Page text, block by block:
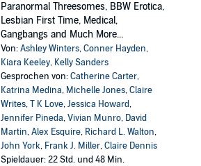
Paranormal Threesomes, BBW Erotica,
Lesbian First Time, Medical,
Gangbangs and Much More...
Von:Ashley Winters,Conner Hayden,
Kiara Keeley, Kelly Sanders
Gesprochen von:Catherine Carter,
Katrina Medina, Michelle Jones,Claire
Writes,T K Love,Jessica Howard,
Jennifer Pineda,Vivian Munro, David
Martin,Alex Esquire, Richard L. Walton,
John York, Frank J. Miller,Claire Dennis
Spieldauer: 22 Std. und 48 Min.